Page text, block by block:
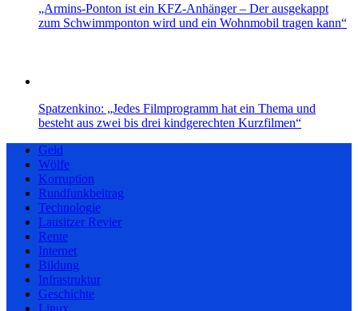
„Armins-Ponton ist ein KFZ-Anhänger – Der ausgekappt
zum Schwimmponton wird und ein Wohnmobil tragen kann“
Spatzenkino: „Jedes Filmprogramm hat ein Thema und
besteht aus zwei bis drei kindgerechten Kurzfilmen“
Geld
Wölfe
Korruption
Rundfunkbeitrag
Technologie
Lausitzer Revier
Rente
Internet
Bildung
Infrastruktur
Geschichte
Linux